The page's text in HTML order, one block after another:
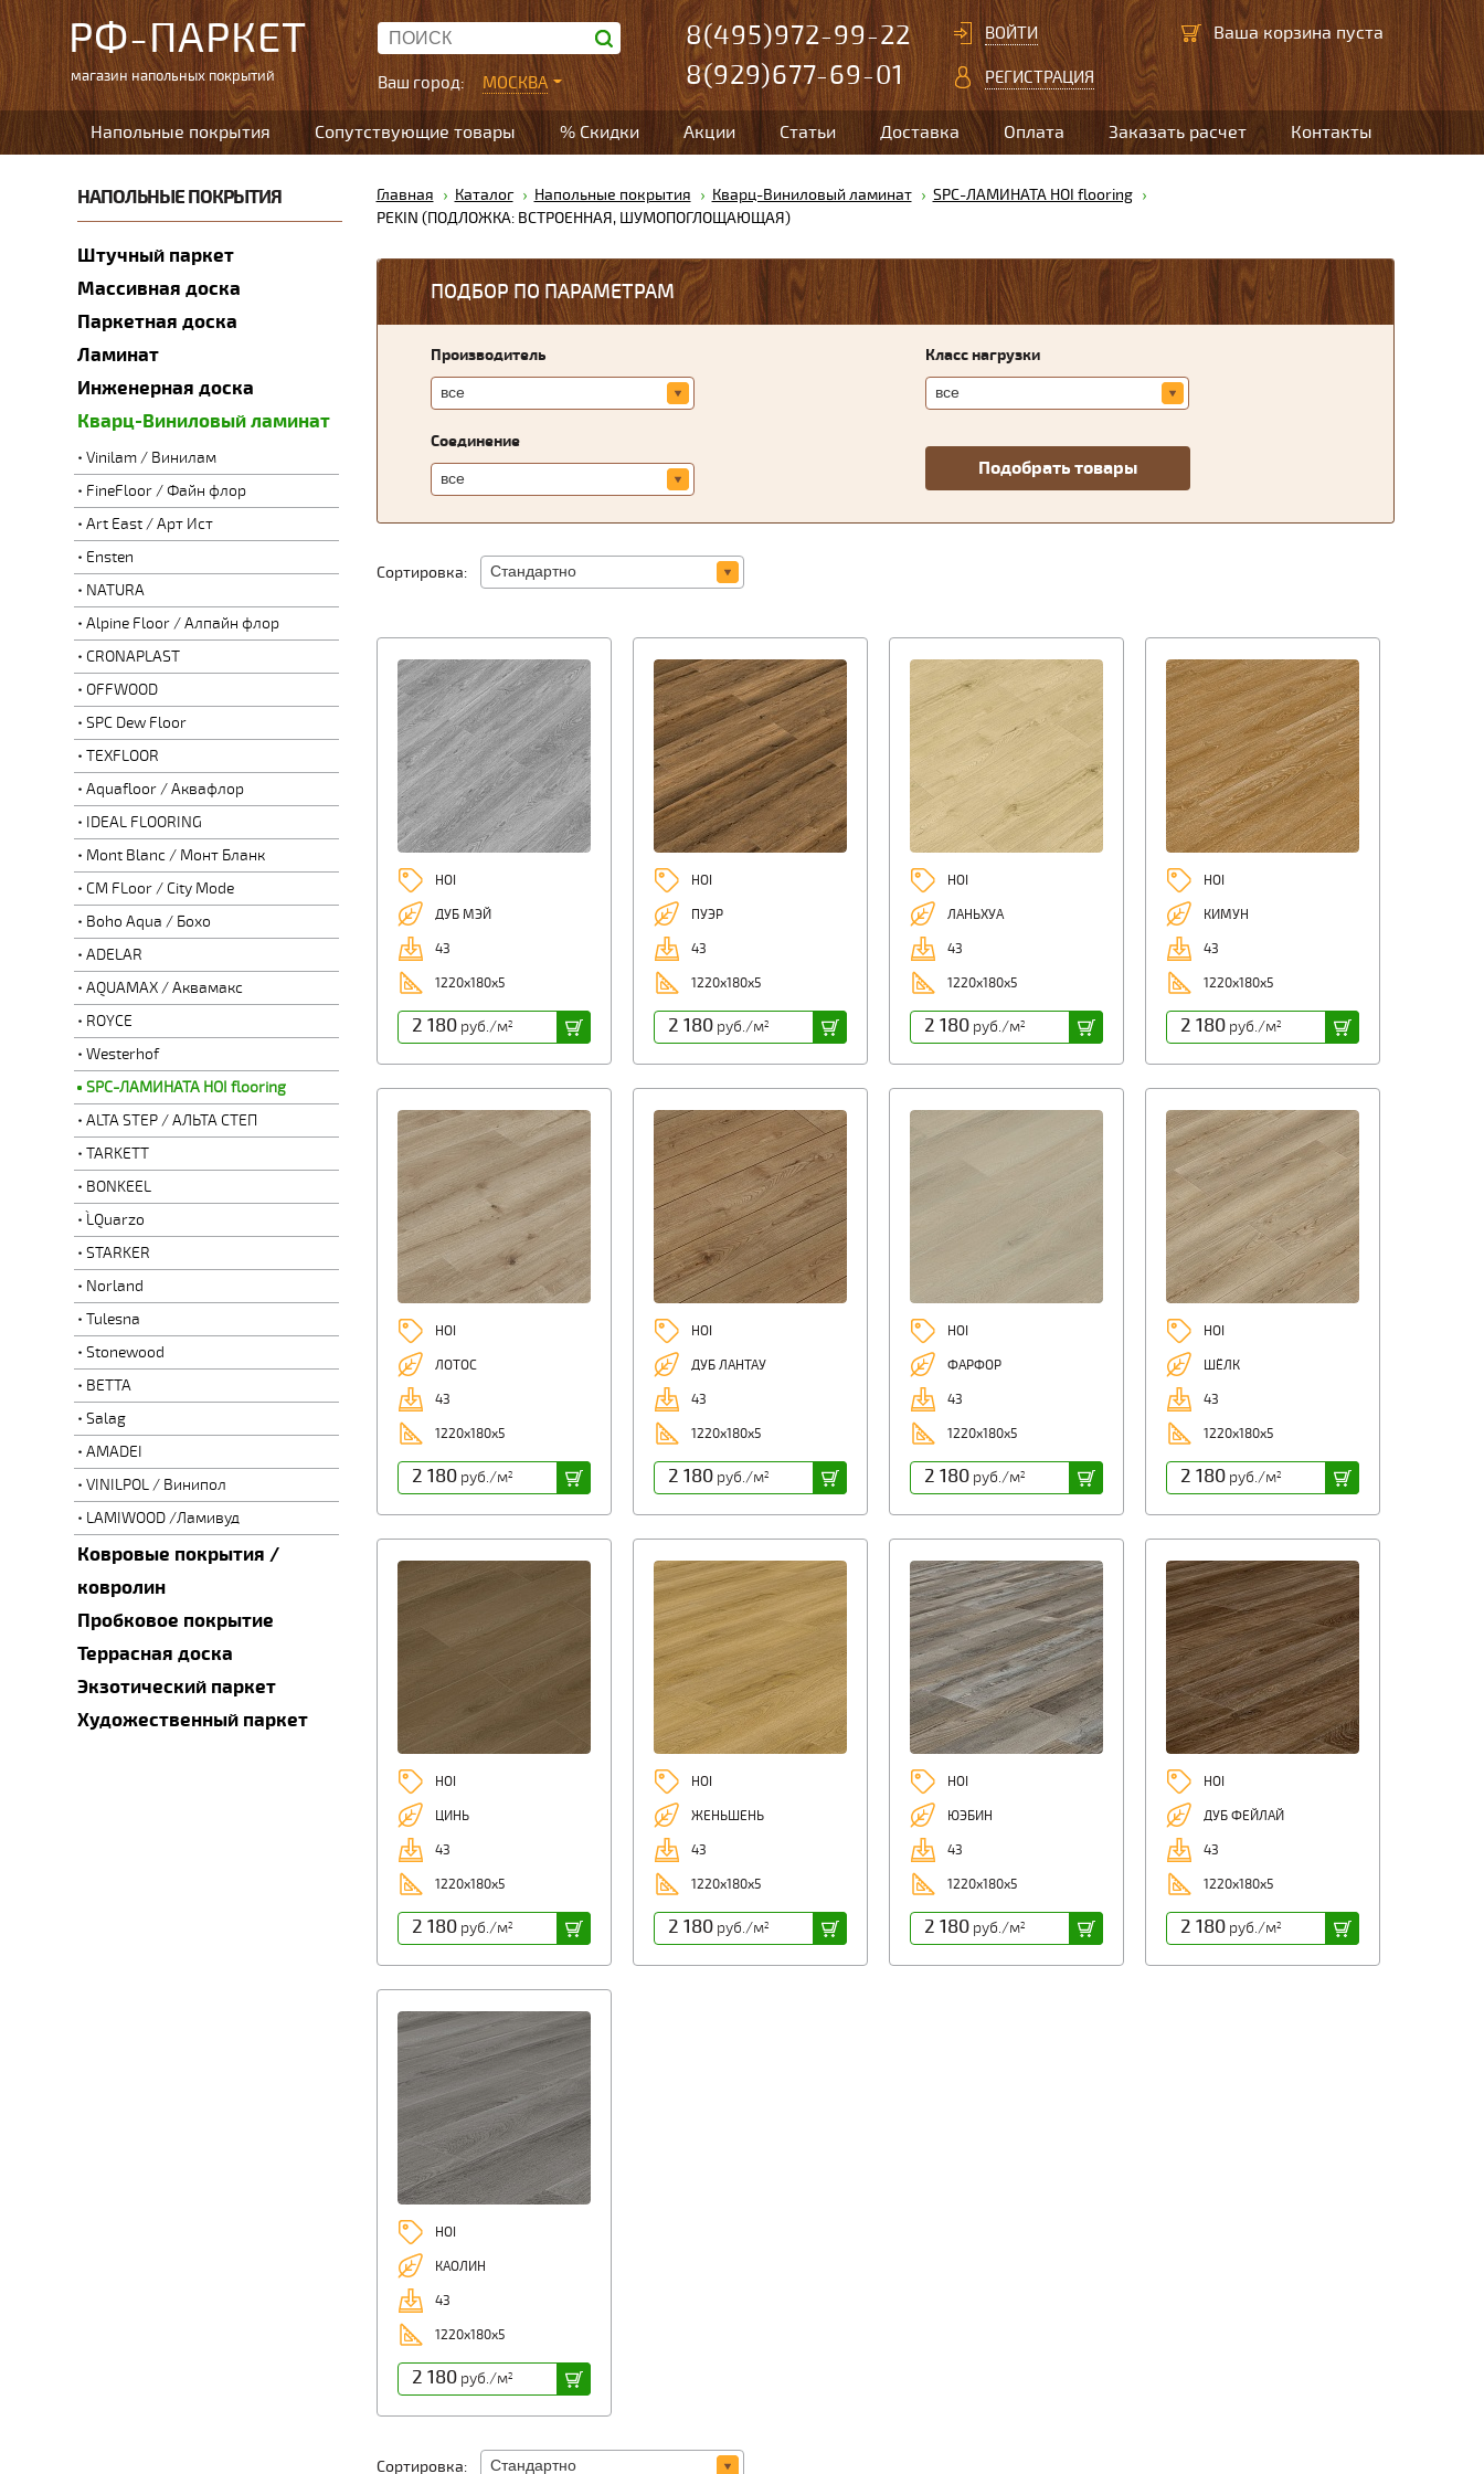
РФ-ПАРКЕТ
магазин напольных покрытий Ваш город: МОСКВА
8(495)972-99-22
8(929)677-69-01
ВОЙТИ
РЕГИСТРАЦИЯ
Ваша корзина пуста
Напольные покрытия Сопутствующие товары % Скидки Акции Статьи Доставка Оплата Заказать расчет Контакты
НАПОЛЬНЫЕ ПОКРЫТИЯ
Штучный паркет
Массивная доска
Паркетная доска
Ламинат
Инженерная доска
Кварц-Виниловый ламинат
Vinilam / Винилам
FineFloor / Файн флор
Art East / Арт Ист
Ensten
NATURA
Alpine Floor / Алпайн флор
CRONAPLAST
OFFWOOD
SPC Dew Floor
TEXFLOOR
Aquafloor / Аквафлор
IDEAL FLOORING
Mont Blanc / Монт Бланк
CM FLoor / City Mode
Boho Aqua / Бохо
ADELAR
AQUAMAX / Аквамакс
ROYCE
Westerhof
SPC-ЛАМИНАТА HOI flooring
ALTA STEP / АЛЬТА СТЕП
TARKETT
BONKEEL
L`Quarzo
STARKER
Norland
Tulesna
Stonewood
BETTA
Salag
AMADEI
VINILPOL / Винипол
LAMIWOOD /Ламивуд
Ковровые покрытия /
ковролин
Пробковое покрытие
Террасная доска
Экзотический паркет
Художественный паркет
Главная Каталог Напольные покрытия Кварц-Виниловый ламинат
SPC-ЛАМИНАТА HOI flooring
PEKIN (ПОДЛОЖКА: ВСТРОЕННАЯ, ШУМОПОГЛОЩАЮЩАЯ)
ПОДБОР ПО ПАРАМЕТРАМ
Производитель Класс нагрузки
Соединение
Сортировка:
HOI
ДУБ МЭЙ
43
1220х180х5
2 180руб./м2
HOI
ПУЭР
43
1220х180х5
2 180руб./м2
HOI
ЛАНЬХУА
43
1220х180х5
2 180руб./м2
HOI
КИМУН
43
1220х180х5
2 180руб./м2
HOI
ЛОТОС
43
1220х180х5
2 180руб./м2
HOI
ДУБ ЛАНТАУ
43
1220х180х5
2 180руб./м2
HOI
ФАРФОР
43
1220х180х5
2 180руб./м2
HOI
ШЁЛК
43
1220х180х5
2 180руб./м2
HOI
ЦИНЬ
43
1220х180х5
2 180руб./м2
HOI
ЖЕНЬШЕНЬ
43
1220х180х5
2 180руб./м2
HOI
ЮЭБИН
43
1220х180х5
2 180руб./м2
HOI
ДУБ ФЕЙЛАЙ
43
1220х180х5
2 180руб./м2
HOI
КАОЛИН
43
1220х180х5
2 180руб./м2
Сортировка: